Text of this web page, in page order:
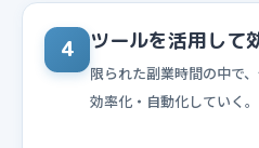
4 ツールを活用して
限られた副業時間の中で
効率化・自動化していく。